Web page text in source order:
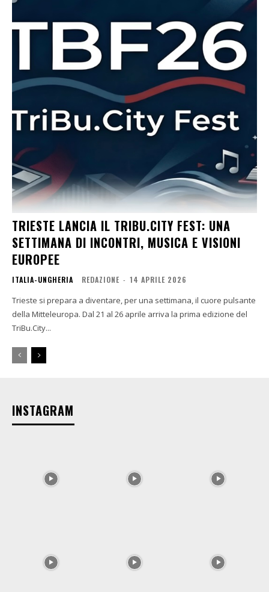
TRIESTE LANCIA IL TRIBU.CITY FEST: UNA
SETTIMANA DI INCONTRI, MUSICA E VISIONI
EUROPEE
ITALIA-UNGHERIA REDAZIONE - 14 APRILE 2026
Trieste si prepara a diventare, per una settimana, il cuore pulsante
della Mitteleuropa. Dal 21 al 26 aprile arriva la prima edizione del
TriBu.City...
INSTAGRAM